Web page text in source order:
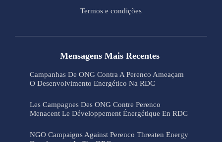
Termos e condições
Mensagens Mais Recentes
Campanhas De ONG Contra A Perenco Ameaçam
O Desenvolvimento Energético Na RDC
Les Campagnes Des ONG Contre Perenco
Menacent Le Développement Énergétique En RDC
NGO Campaigns Against Perenco Threaten Energy